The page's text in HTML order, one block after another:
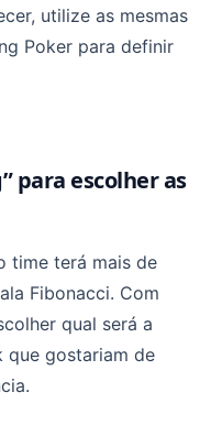
utilize as mesmas
Poker para definir
para escolher as
time terá mais de
Fibonacci. Com
qual será a
que gostariam de